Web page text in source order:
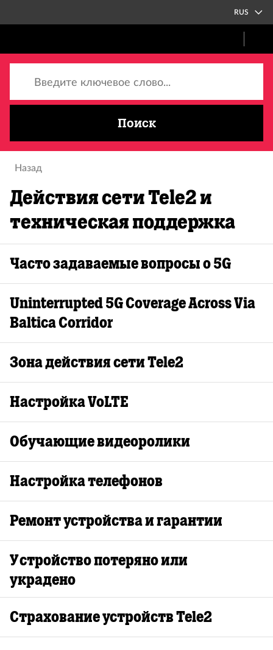
RUS
Поиск
Назад
Действия сети Tele2 и
техническая поддержка
Часто задаваемые вопросы о 5G
Uninterrupted 5G Coverage Across Via
Baltica Corridor
Зона действия сети Tele2
Настройка VoLTE
Oбучающие видеоролики
Настройка телефонов
Ремонт устройства и гарантии
Устройство потеряно или
украдено
Страхование устройств Tele2